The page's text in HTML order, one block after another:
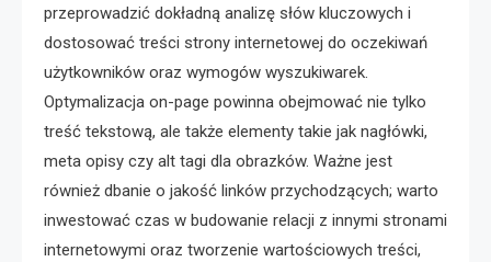
przeprowadzić dokładną analizę słów kluczowych i
dostosować treści strony internetowej do oczekiwań
użytkowników oraz wymogów wyszukiwarek.
Optymalizacja on-page powinna obejmować nie tylko
treść tekstową, ale także elementy takie jak nagłówki,
meta opisy czy alt tagi dla obrazków. Ważne jest
również dbanie o jakość linków przychodzących; warto
inwestować czas w budowanie relacji z innymi stronami
internetowymi oraz tworzenie wartościowych treści,